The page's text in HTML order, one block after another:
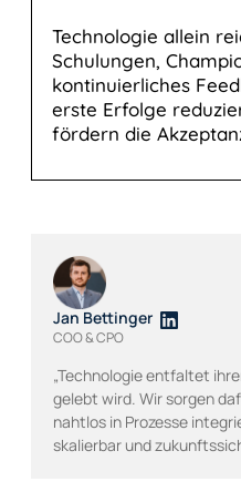
Technologie allein
Schulungen,
kontinuierliches
erste Erfolge
fördern die
Jan Bettinger
COO & CPO
„Technologie entfaltet
gelebt wird. Wir sorgen
nahtlos in Prozesse
skalierbar und